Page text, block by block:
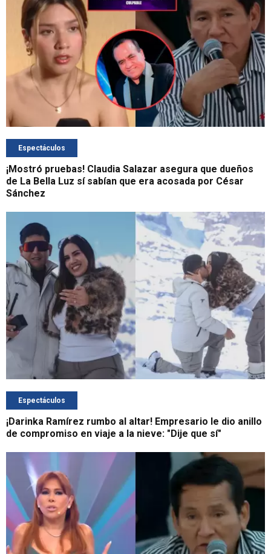
Espectáculos
¡Mostró pruebas! Claudia Salazar asegura que dueños
de La Bella Luz sí sabían que era acosada por César
Sánchez
Espectáculos
¡Darinka Ramírez rumbo al altar! Empresario le dio anillo
de compromiso en viaje a la nieve: "Dije que sí"